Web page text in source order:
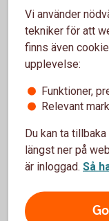
Kontakt
skada om ditt barn
Telefontider
Ring Tre
Läs mer om
hemförsäkringens
Vi använder
tekniker för att
finns även
upplevelse:
Funktioner,
Relevant
Du kan ta
längst ner på
är inloggad. Så